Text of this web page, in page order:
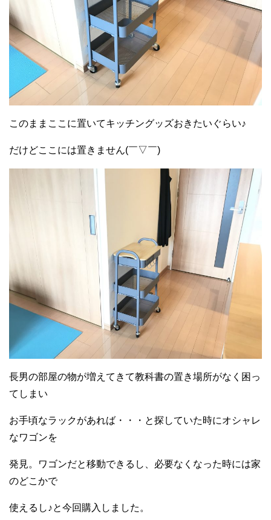
このままここに置いてキッチングッズおきたいぐらい♪
だけどここには置きません(￣▽￣)
長男の部屋の物が増えてきて教科書の置き場所がなく困っ
てしまい
お手頃なラックがあれば・・・と探していた時にオシャレ
なワゴンを
発見。ワゴンだと移動できるし、必要なくなった時には家
のどこかで
使えるし♪と今回購入しました。